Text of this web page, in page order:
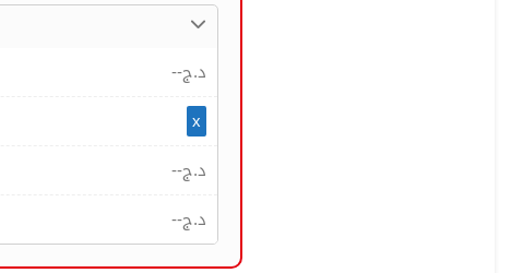
--د.ج
x
--د.ج
--د.ج